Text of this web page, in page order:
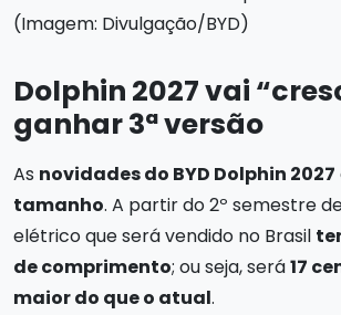
(Imagem: Divulgação/BYD)
Dolphin 2027 vai
ganhar 3ª versão
As novidades do BYD Dolphin 2027
tamanho. A partir do 2º semestre
elétrico que será vendido no Brasil
de comprimento; ou seja, será17
maior do que o atual.